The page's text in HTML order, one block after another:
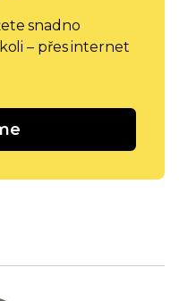
snadno
– přes internet